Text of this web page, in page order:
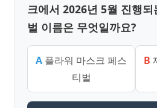
크에서 2026년 5월 진행
벌 이름은 무엇일까요?
A 플라워 마스크 페스
티벌
B